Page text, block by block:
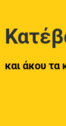
και άκου τα